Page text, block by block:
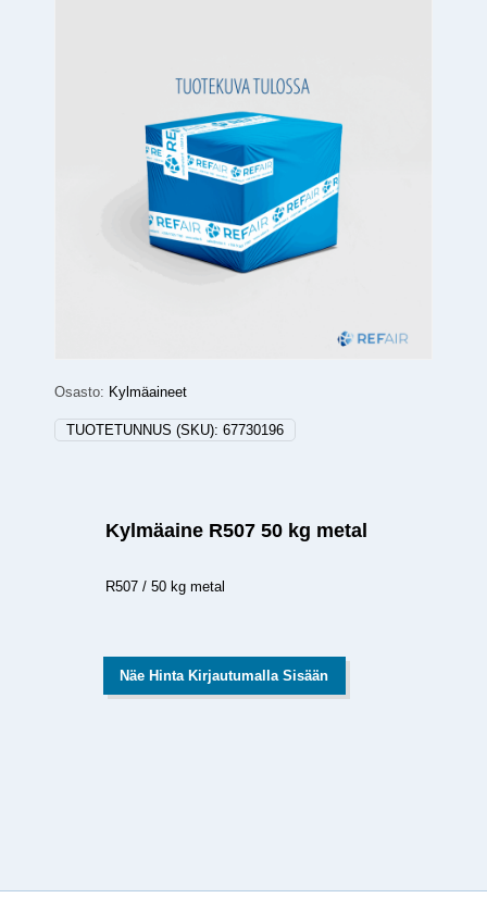
Osasto: Kylmäaineet
TUOTETUNNUS (SKU): 67730196
Kylmäaine R507 50 kg metal
R507 / 50 kg metal
Näe Hinta Kirjautumalla Sisään